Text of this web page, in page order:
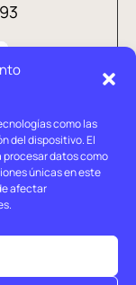
como las
del dispositivo. El
datos como
únicas en este
afectar